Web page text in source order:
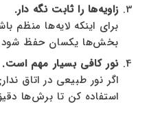
زاویه‌ها را ثابت نگه دار.
برای اینکه لایه‌ها منظم
بخش‌ها یکسان حفظ
نور کافی بسیار مهم است.
استفاده کن تا برش‌ها